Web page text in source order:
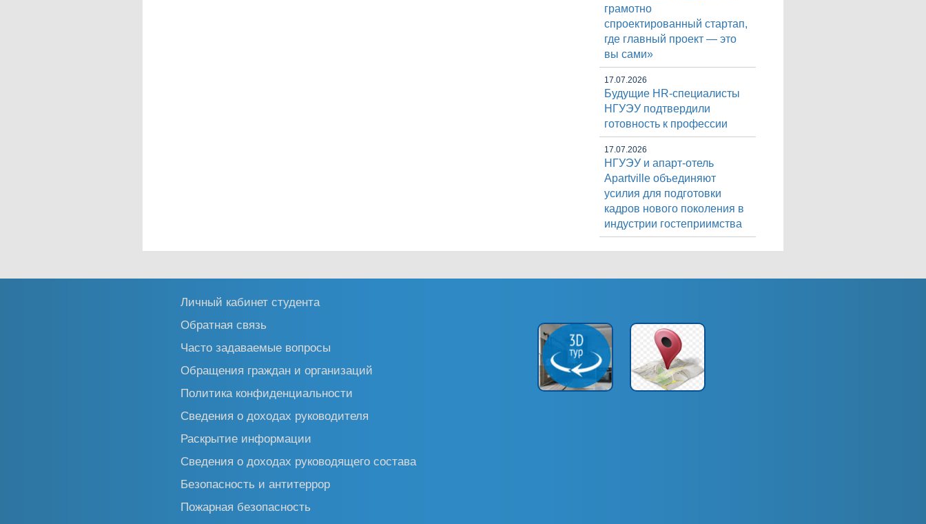
грамотно
спроектированный стартап,
где главный проект — это
вы сами»
17.07.2026
Будущие HR-специалисты
НГУЭУ подтвердили
готовность к профессии
17.07.2026
НГУЭУ и апарт-отель
Apartville объединяют
усилия для подготовки
кадров нового поколения в
индустрии гостеприимства
Личный кабинет студента
Обратная связь
Часто задаваемые вопросы
Обращения граждан и организаций
Политика конфиденциальности
Сведения о доходах руководителя
Раскрытие информации
Сведения о доходах руководящего состава
Безопасность и антитеррор
Пожарная безопасность